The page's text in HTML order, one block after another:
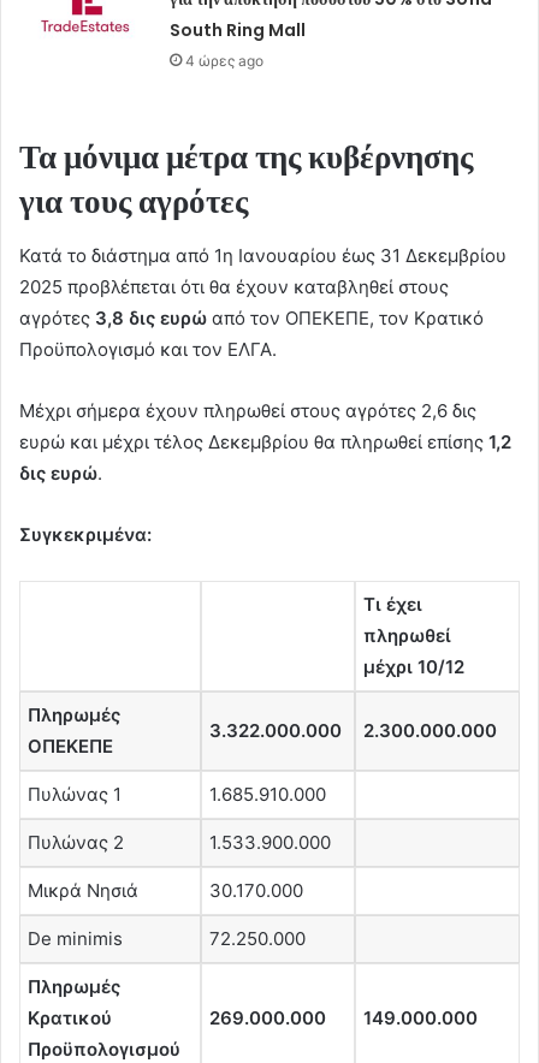
South Ring Mall
4 ώρες ago
Τα μόνιμα μέτρα της κυβέρνησης
για τους αγρότες
Κατά το διάστημα από 1η Ιανουαρίου έως 31 Δεκεμβρίου
2025 προβλέπεται ότι θα έχουν καταβληθεί στους
αγρότες 3,8 δις ευρώ από τον ΟΠΕΚΕΠΕ, τον Κρατικό
Προϋπολογισμό και τον ΕΛΓΑ.
Μέχρι σήμερα έχουν πληρωθεί στους αγρότες 2,6 δις
ευρώ και μέχρι τέλος Δεκεμβρίου θα πληρωθεί επίσης 1,2
δις ευρώ.
Συγκεκριμένα:
Τι έχει
πληρωθεί
μέχρι 10/12
Πληρωμές
ΟΠΕΚΕΠΕ
3.322.000.000 2.300.000.000
Πυλώνας 1 1.685.910.000
Πυλώνας 2 1.533.900.000
Μικρά Νησιά 30.170.000
De minimis 72.250.000
Πληρωμές
Κρατικού
Προϋπολογισμού
269.000.000 149.000.000